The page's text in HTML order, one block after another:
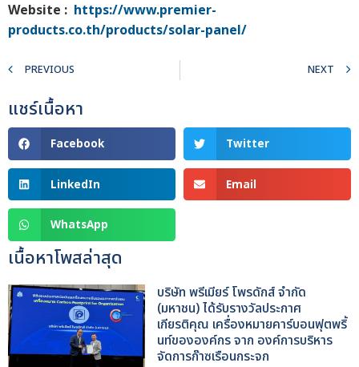
Website : https://www.premier-
products.co.th/products/solar-panel/
PREVIOUS NEXT
แชร์เนื้อหา
Facebook Twitter
LinkedIn Email
WhatsApp
เนื้อหาโพสล่าสุด
บริษัท พรีเมียร์ โพรดักส์ จำกัด
(มหาชน) ได้รับรางวัลประกาศ
เกียรติคุณ เครื่องหมายคาร์บอนฟุตพริ้
นท์ขององค์กร จาก องค์การบริหาร
จัดการก๊าซเรือนกระจก